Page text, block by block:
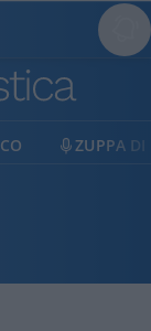
ZUPPA DI PORRO